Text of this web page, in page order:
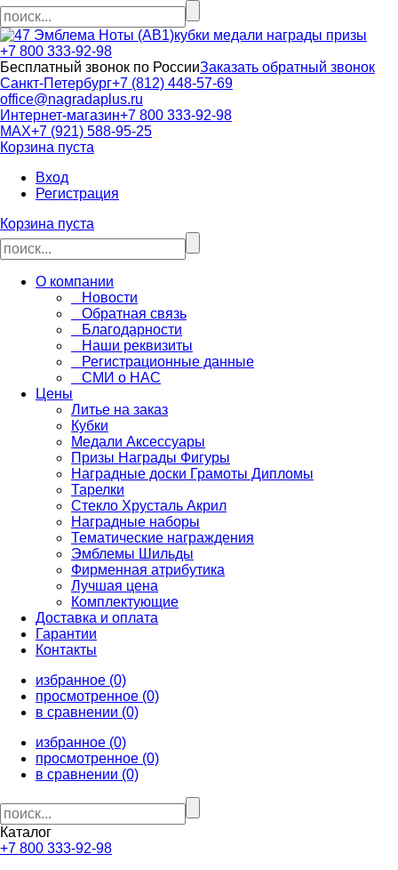
кубки медали награды призы
+7 800 333-92-98
Бесплатный звонок по РоссииЗаказать обратный звонок
Санкт-Петербург+7 (812) 448-57-69
office@nagradaplus.ru
Интернет-магазин+7 800 333-92-98
MAX+7 (921) 588-95-25
Корзина пуста
Вход
Регистрация
Корзина пуста
О компании
Новости
Обратная связь
Благодарности
Наши реквизиты
Регистрационные данные
СМИ о НАС
Цены
Литье на заказ
Кубки
Медали Аксессуары
Призы Награды Фигуры
Наградные доски Грамоты Дипломы
Тарелки
Стекло Хрусталь Акрил
Наградные наборы
Тематические награждения
Эмблемы Шильды
Фирменная атрибутика
Лучшая цена
Комплектующие
Доставка и оплата
Гарантии
Контакты
избранное (0)
просмотренное (0)
в сравнении (0)
избранное (0)
просмотренное (0)
в сравнении (0)
Каталог
+7 800 333-92-98